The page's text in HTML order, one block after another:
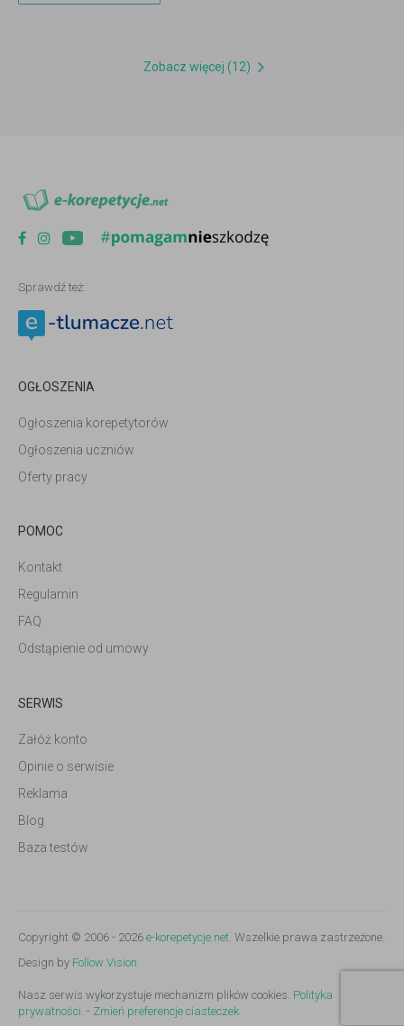
Zobacz więcej (12)
Sprawdź też:
OGŁOSZENIA
Ogłoszenia korepetytorów
Ogłoszenia uczniów
Oferty pracy
POMOC
Kontakt
Regulamin
FAQ
Odstąpienie od umowy
SERWIS
Załóż konto
Opinie o serwisie
Reklama
Blog
Baza testów
Copyright © 2006 - 2026 e-korepetycje.net . Wszelkie prawa zastrzeżone.
Design by Follow Vision
Nasz serwis wykorzystuje mechanizm plików cookies. Polityka
prywatności. - Zmień preferencje ciasteczek